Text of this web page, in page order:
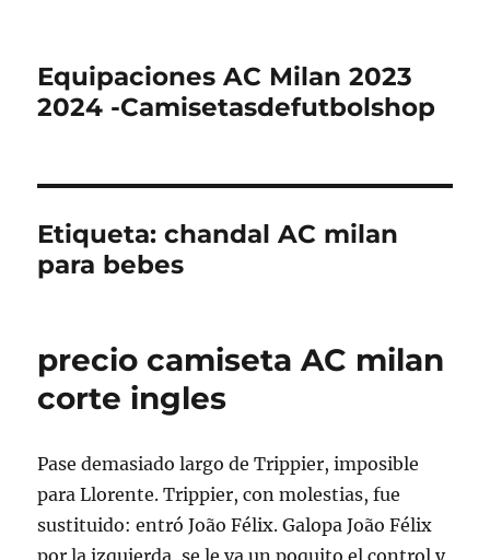
Equipaciones AC Milan 2023
2024 -Camisetasdefutbolshop
Etiqueta:chandal AC milan
para bebes
precio camiseta AC milan
corte ingles
Pase demasiado largo de Trippier, imposible
para Llorente. Trippier, con molestias, fue
sustituido: entró João Félix. Galopa João Félix
por la izquierda, se le va un poquito el control y,